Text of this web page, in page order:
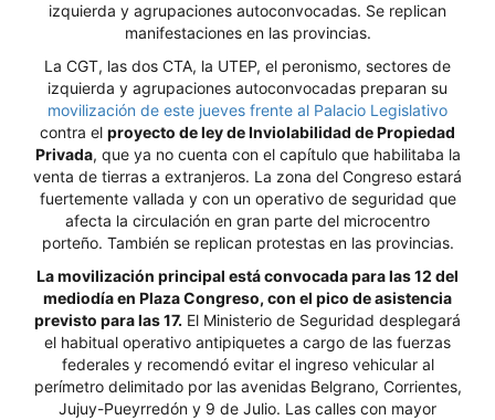
izquierda y agrupaciones autoconvocadas. Se replican
manifestaciones en las provincias.
La CGT, las dos CTA, la UTEP, el peronismo, sectores de
izquierda y agrupaciones autoconvocadas preparan su
movilización de este jueves frente al Palacio Legislativo
contra el proyecto de ley de Inviolabilidad de Propiedad
Privada, que ya no cuenta con el capítulo que habilitaba la
venta de tierras a extranjeros. La zona del Congreso estará
fuertemente vallada y con un operativo de seguridad que
afecta la circulación en gran parte del microcentro
porteño. También se replican protestas en las provincias.
La movilización principal está convocada para las 12 del
mediodía en Plaza Congreso, con el pico de asistencia
previsto para las 17. El Ministerio de Seguridad desplegará
el habitual operativo antipiquetes a cargo de las fuerzas
federales y recomendó evitar el ingreso vehicular al
perímetro delimitado por las avenidas Belgrano, Corrientes,
Jujuy-Pueyrredón y 9 de Julio. Las calles con mayor